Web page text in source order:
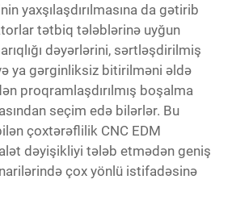
yaxşılaşdırılmasına da gətirib
tətbiq tələblərinə uyğun
dəyərlərini, sərtləşdirilmiş
ya gərginliksiz bitirilməni əldə
proqramlaşdırılmış boşalma
seçim edə bilərlər. Bu
çoxtərəflilik CNC EDM
alət dəyişikliyi tələb etmədən geniş
çox yönlü istifadəsinə